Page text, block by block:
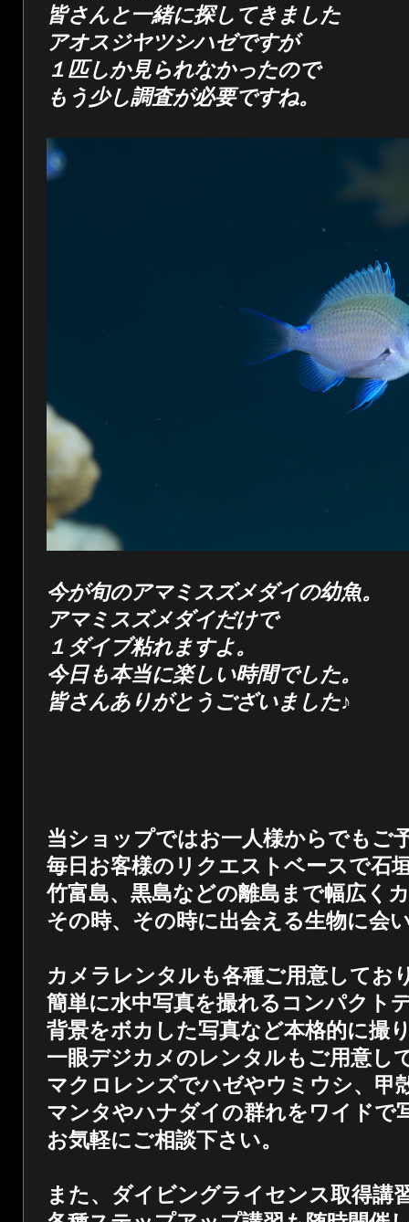
皆さんと一緒に探してきました
アオスジヤツシハゼですが
１匹しか見られなかったので
もう少し調査が必要ですね。
今が旬のアマミスズメダイの幼魚。
アマミスズメダイだけで
１ダイブ粘れますよ。
今日も本当に楽しい時間でした。
皆さんありがとうございました♪
当ショップではお一人様からでもご
毎日お客様のリクエストベースで石
竹富島、黒島などの離島まで幅広く
その時、その時に出会える生物に会
カメラレンタルも各種ご用意してお
簡単に水中写真を撮れるコンパクト
背景をボカした写真など本格的に撮
一眼デジカメのレンタルもご用意し
マクロレンズでハゼやウミウシ、甲
マンタやハナダイの群れをワイドで
お気軽にご相談下さい。
また、ダイビングライセンス取得講